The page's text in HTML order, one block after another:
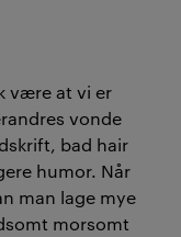
være at vi er
vonde
bad hair
humor. Når
man lage mye
morsomt